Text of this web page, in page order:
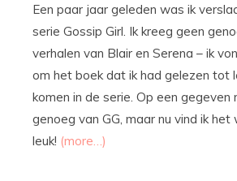
Een paar jaar geleden was ik
serie Gossip Girl. Ik kreeg geen
verhalen van Blair en Serena – ik
om het boek dat ik had gelezen tot
komen in de serie. Op een gegeven
genoeg van GG, maar nu vind ik het
leuk! (more…)